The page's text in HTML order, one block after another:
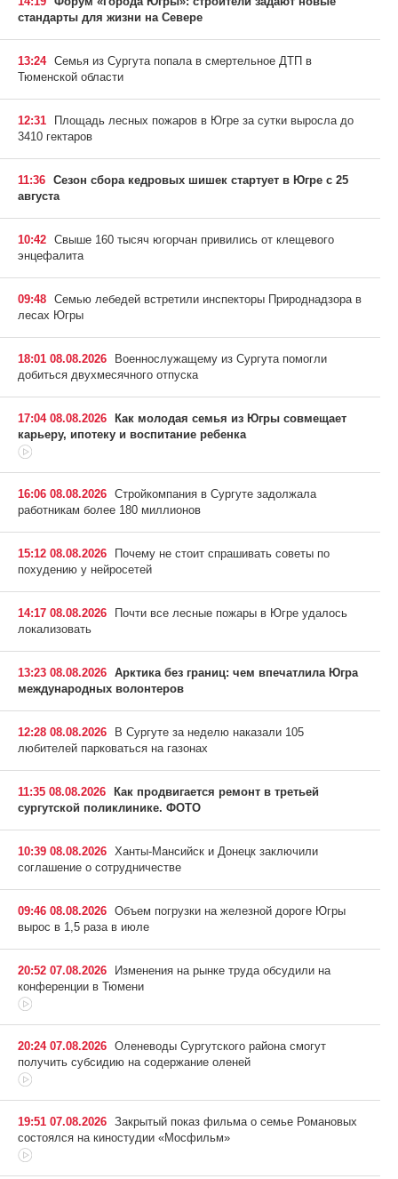
стандарты для жизни на Севере
13:24 Семья из Сургута попала в смертельное ДТП в
Тюменской области
12:31
Площадь лесных пожаров в Югре за сутки выросла до
3410 гектаров
11:36 Сезон сбора кедровых шишек стартует в Югре с 25
августа
10:42 Свыше 160 тысяч югорчан привились от клещевого
энцефалита
09:48 Семью лебедей встретили инспекторы Природнадзора в
лесах Югры
18:01 08.08.2026
Военнослужащему из Сургута помогли
добиться двухмесячного отпуска
17:04 08.08.2026
Как молодая семья из Югры совмещает
карьеру, ипотеку и воспитание ребенка
16:06 08.08.2026 Стройкомпания в Сургуте задолжала
работникам более 180 миллионов
15:12 08.08.2026
Почему не стоит спрашивать советы по
похудению у нейросетей
14:17 08.08.2026
Почти все лесные пожары в Югре удалось
локализовать
13:23 08.08.2026 Арктика без границ: чем впечатлила Югра
международных волонтеров
12:28 08.08.2026
В Сургуте за неделю наказали 105
любителей парковаться на газонах
11:35 08.08.2026
Как продвигается ремонт в третьей
сургутской поликлинике. ФОТО
10:39 08.08.2026 Ханты-Мансийск и Донецк заключили
соглашение о сотрудничестве
09:46 08.08.2026 Объем погрузки на железной дороге Югры
вырос в 1,5 раза в июле
20:52 07.08.2026
Изменения на рынке труда обсудили на
конференции в Тюмени
20:24 07.08.2026 Оленеводы Сургутского района смогут
получить субсидию на содержание оленей
19:51 07.08.2026 Закрытый показ фильма о семье Романовых
состоялся на киностудии «Мосфильм»